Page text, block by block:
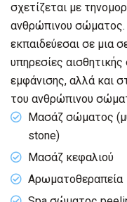
σχετίζεται με
ανθρώπινου σώματος.
εκπαιδεύεσαι σε μια
υπηρεσίες
εμφάνισης, αλλά και
του ανθρώπινου
Μασάζ σώματος
stone)
Μασάζ κεφαλιού
Αρωματοθεραπεία